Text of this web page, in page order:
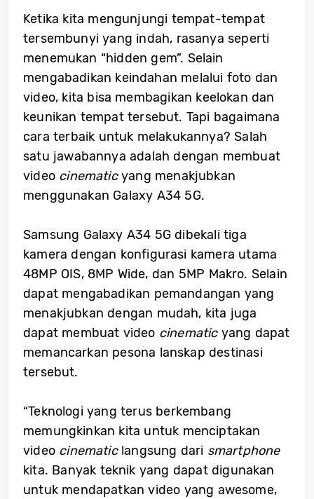
Ketika kita mengunjungi tempat-tempat
tersembunyi yang indah, rasanya seperti
menemukan “hidden gem”. Selain
mengabadikan keindahan melalui foto dan
video, kita bisa membagikan keelokan dan
keunikan tempat tersebut. Tapi bagaimana
cara terbaik untuk melakukannya? Salah
satu jawabannya adalah dengan membuat
video cinematicyang menakjubkan
menggunakan Galaxy A34 5G.
Samsung Galaxy A34 5G dibekali tiga
kamera dengan konfigurasi kamera utama
48MP OIS, 8MP Wide, dan 5MP Makro. Selain
dapat mengabadikan pemandangan yang
menakjubkan dengan mudah, kita juga
dapat membuat video cinematicyang dapat
memancarkan pesona lanskap destinasi
tersebut.
“Teknologi yang terus berkembang
memungkinkan kita untuk menciptakan
video cinematiclangsung dari smartphone
kita. Banyak teknik yang dapat digunakan
untuk mendapatkan video yang awesome,